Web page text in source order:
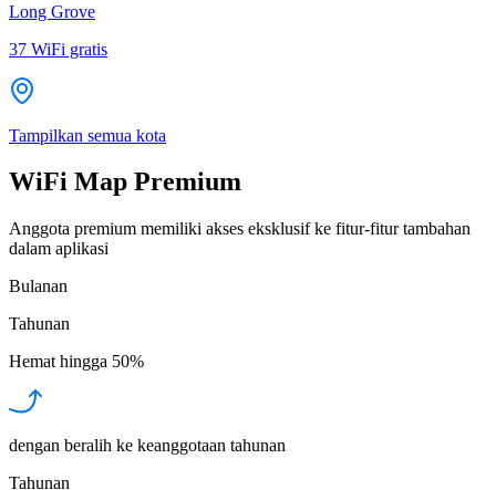
Long Grove
37 WiFi gratis
Tampilkan semua kota
WiFi Map Premium
Anggota premium memiliki akses eksklusif ke fitur-fitur tambahan
dalam aplikasi
Bulanan
Tahunan
Hemat hingga 50%
dengan beralih ke keanggotaan tahunan
Tahunan